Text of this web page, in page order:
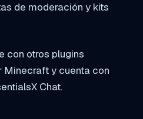
de moderación y kits
con otros plugins
y cuenta con
Chat.